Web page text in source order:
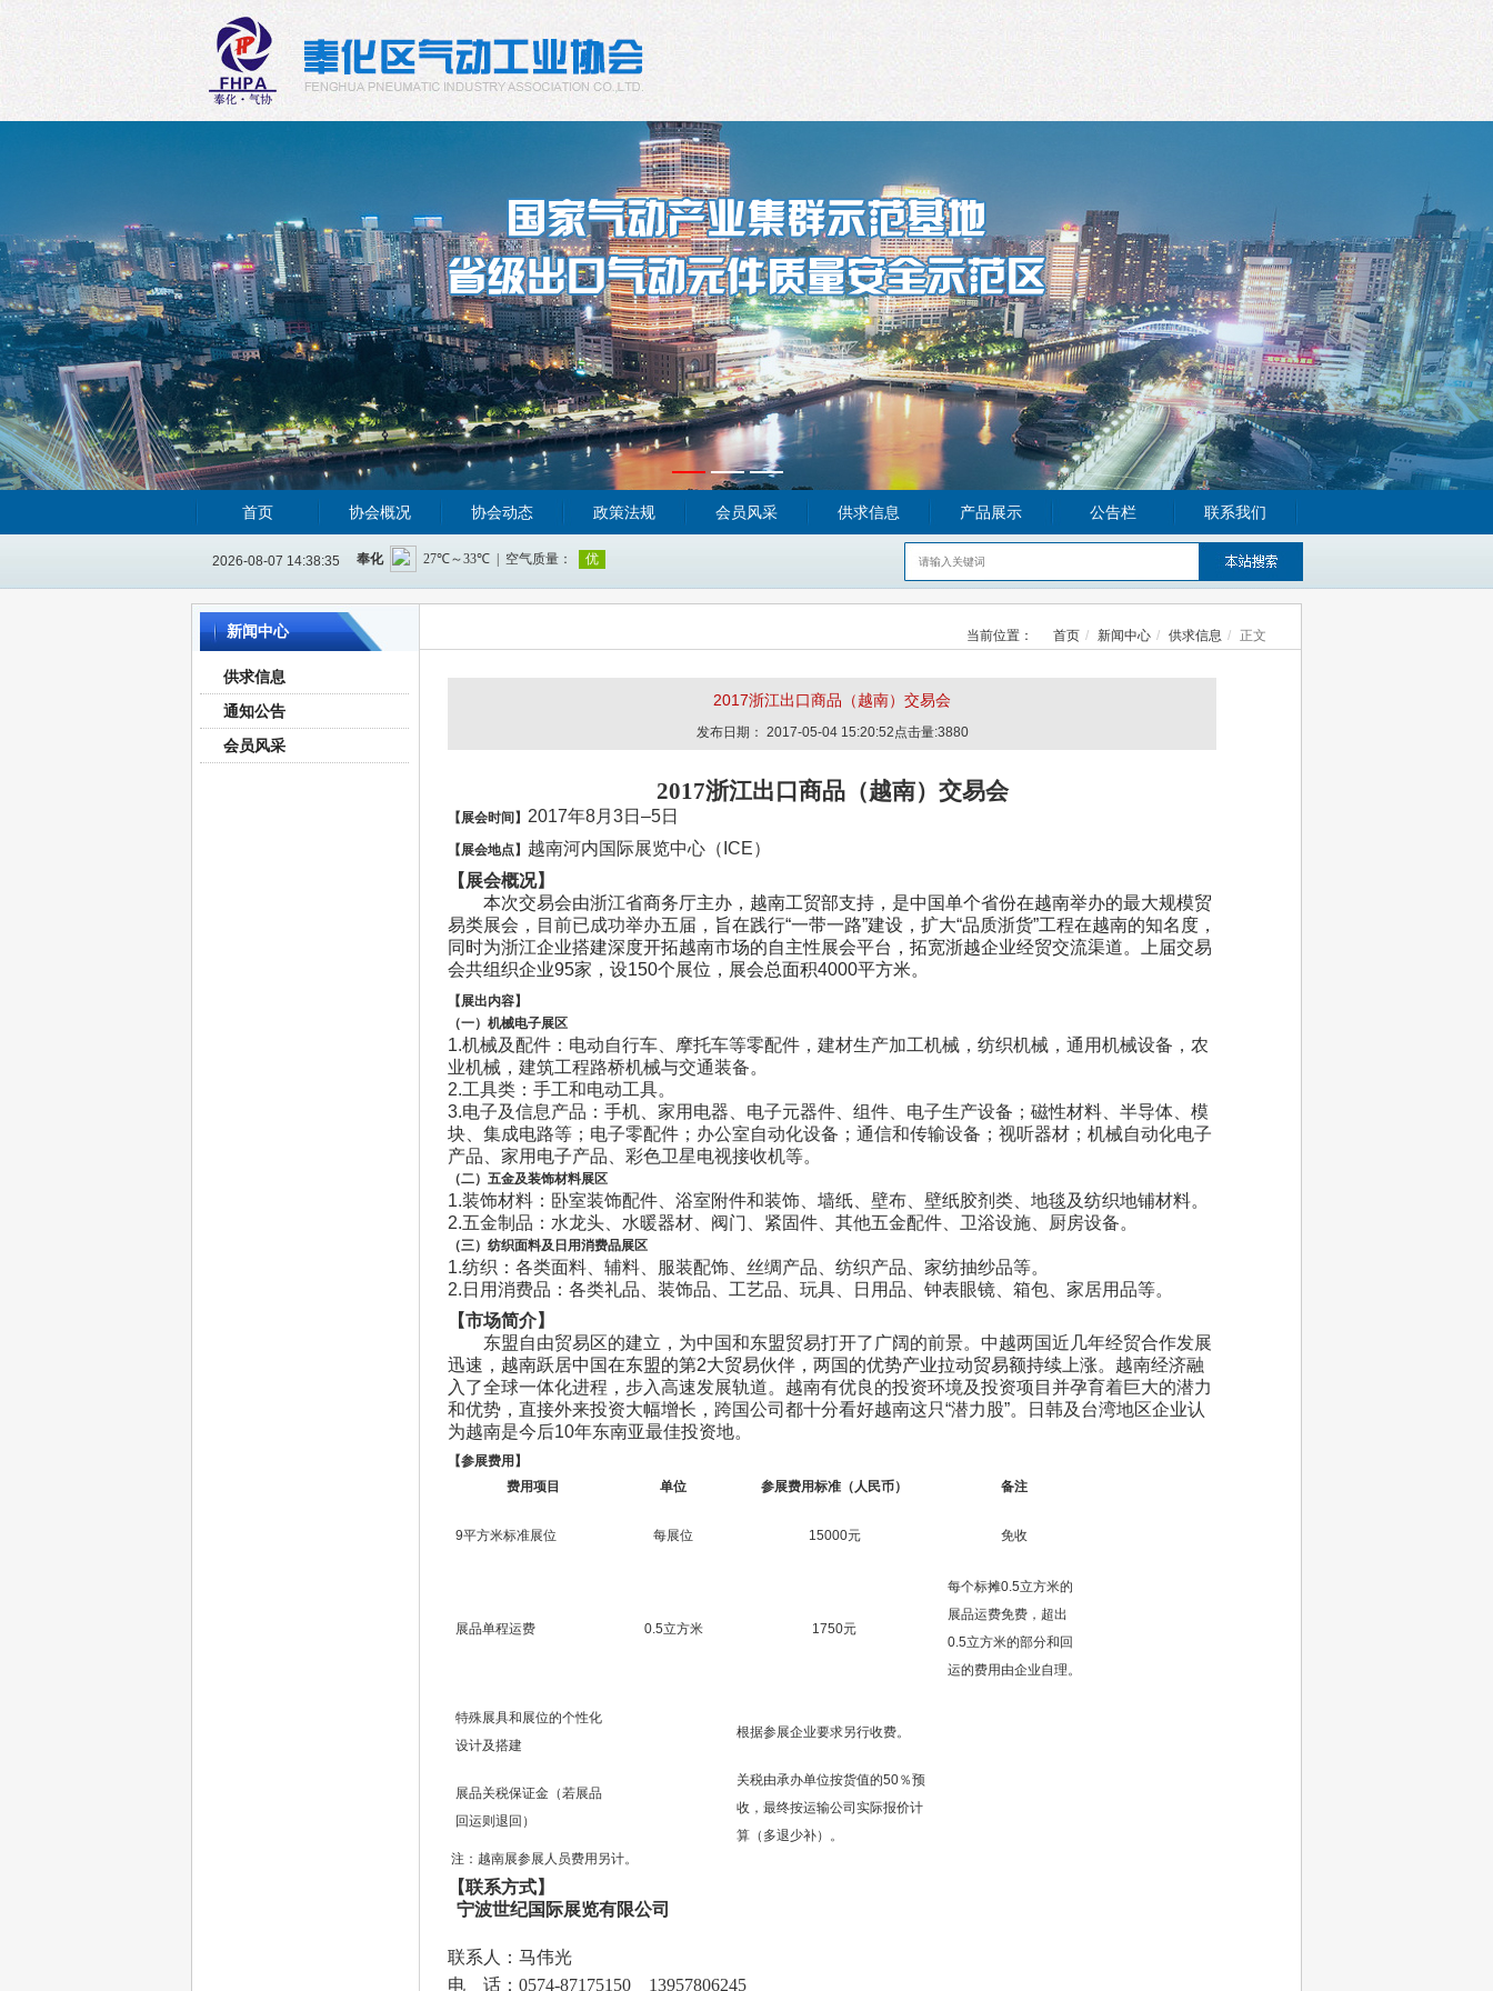
首页 协会概况 协会动态 政策法规 会员风采 供求信息 产品展示 公告栏 联系我们
2026-08-07 14:38:36
新闻中心
供求信息
通知公告
会员风采
当前位置： 首页 新闻中心 供求信息 正文
2017浙江出口商品（越南）交易会
发布日期： 2017-05-04 15:20:52点击量:3880
2017浙江出口商品（越南）交易会
【展会时间】 2017年8月3日–5日
【展会地点】 越南河内国际展览中心（ICE）
【展会概况】
本次交易会由浙江省商务厅主办，越南工贸部支持，是中国单个省份在越南举办的最大规模贸
易类展会， 目前已成功举办五届， 旨在践行“一带一路”建设，扩大“品质浙货”工程在越南的知名度，
同时为浙江企业搭建深度开拓越南市场的自主性展会平台，拓宽浙越企业经贸交流渠道。上届交易
会共组织企业95家，设150个展位，展会总面积4000平方米。
【展出内容】
（一）机械电子展区
1.机械及配件：电动自行车、摩托车等零配件，建材生产加工机械，纺织机械，通用机械设备，农
业机械，建筑工程路桥机械与交通装备。
2.工具类：手工和电动工具。
3.电子及信息产品：手机、家用电器、电子元器件、组件、电子生产设备；磁性材料、半导体、模
块、集成电路等；电子零配件；办公室自动化设备；通信和传输设备；视听器材；机械自动化电子
产品、家用电子产品、彩色卫星电视接收机等。
（二）五金及装饰材料展区
1.装饰材料：卧室装饰配件、浴室附件和装饰、墙纸、壁布、壁纸胶剂类、地毯及纺织地铺材料。
2.五金制品：水龙头、水暖器材、阀门、紧固件、其他五金配件、卫浴设施、厨房设备。
（三）纺织面料及日用消费品展区
1.纺织：各类面料、辅料、服装配饰、丝绸产品、纺织产品、家纺抽纱品等。
2. 日用消费品：各类礼品、装饰品、工艺品、玩具、日用品、钟表眼镜、箱包、家居用品等。
【市场简介】
东盟自由贸易区的建立，为中国和东盟贸易打开了广阔的前景。中越两国近几年经贸合作发展
迅速， 越南跃居中国在东盟的第2大贸易伙伴，两国的优势产业拉动贸易额持续上涨。越南经济融
入了全球一体化进程，步入高速发展轨道。越南有优良的投资环境及投资项目并孕育着巨大的潜力
和优势，直接外来投资大幅增长，跨国公司都十分看好越南这只“潜力股”。日韩及台湾地区企业认
为越南是今后10年东南亚最佳投资地。
【参展费用】
费用项目
单位 参展费用标准（人民币） 备注
9平方米标准展位 每展位 15000元 免收
展品单程运费 0.5立方米 1750元
每个标摊0.5立方米的
展品运费免费，超出
0.5立方米的部分和回
运的费用由企业自理。
特殊展具和展位的个性化
设计及搭建
根据参展企业要求另行收费。
展品关税保证金（若展品
回运则退回）
关税由承办单位按货值的50％预
收，最终按运输公司实际报价计
算（多退少补）。
注：越南展参展人员费用另计。
【联系方式】
宁波世纪国际展览有限公司
联系人：马伟光
电 话： 0574-87175150 13957806245